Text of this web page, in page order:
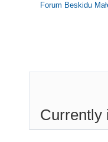
Forum Beskidu
Currently